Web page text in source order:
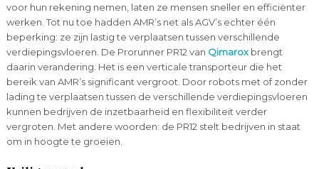
voor hun rekening nemen, laten ze mensen sneller en efficiënter
werken. Tot nu toe hadden AMR’s net als AGV’s echter één
beperking: ze zijn lastig te verplaatsen tussen verschillende
verdiepingsvloeren. De Prorunner PR12 van Qimarox brengt
daarin verandering. Het is een verticale transporteur die het
bereik van AMR’s significant vergroot. Door robots met of zonder
lading te verplaatsen tussen de verschillende verdiepingsvloeren
kunnen bedrijven de inzetbaarheid en flexibiliteit verder
vergroten. Met andere woorden: de PR12 stelt bedrijven in staat
om in hoogte te groeien.